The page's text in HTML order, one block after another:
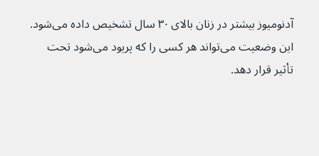
آدنومیوز بیشتر در زنان بالای ۳۰ سال تشخیص داده می‌شود.
این وضعیت می‌تواند هر کسی را که پریود می‌شود تحت
تأثیر قرار دهد.